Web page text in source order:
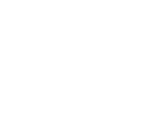
たくさんの難